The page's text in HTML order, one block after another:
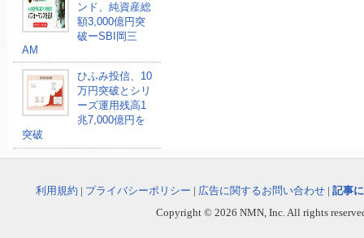
ンド、純資産総
額3,000億円突
破ーSBI岡三
AM
ひふみ投信、10
万円突破とシリ
ーズ運用残高1
兆7,000億円を
突破
利用規約 | プライバシーポリシー | 広告に関するお問い合わせ | 記事
Copyright © 2026 NMN, Inc. All rights